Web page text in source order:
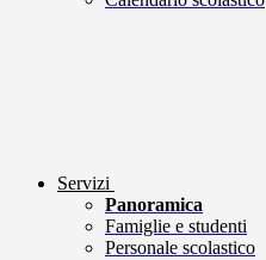
Servizi
Panoramica
Famiglie e studenti
Personale scolastico